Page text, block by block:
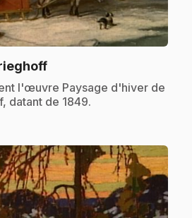
.
l'œuvre Paysage d'hiver de
datant de 1849.